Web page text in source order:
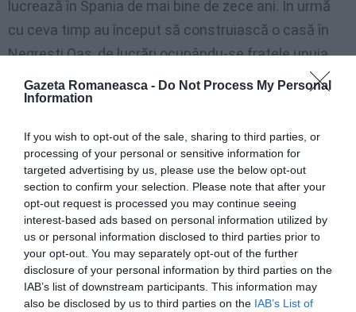
Gazeta Romaneasca - Do Not Process My Personal
Information
If you wish to opt-out of the sale, sharing to third parties, or
processing of your personal or sensitive information for
targeted advertising by us, please use the below opt-out
section to confirm your selection. Please note that after your
opt-out request is processed you may continue seeing
interest-based ads based on personal information utilized by
us or personal information disclosed to third parties prior to
your opt-out. You may separately opt-out of the further
disclosure of your personal information by third parties on the
IAB’s list of downstream participants. This information may
also be disclosed by us to third parties on the IAB’s List of
lucrează în Spania de mai bine de zece ani. În urmă
cu ceva timp au început să construiască o casă în
Negreşti Oaş, de lucrări ocupându-se fratele unuia
dintre soţi. „Înainte câştigau bine amândoi. Trimiteau
în fiecare lună câte o mie de euro acasă pentru a-şi
locul de muncă şi lucrează doar cu ziua, când are de
lucru. Fratele meu acum are un salariu mult mai mic,
circa o mie de euro, care abia le ajunge să trăiască
acolo în Spania. Când au fost de Paşti acasă ne-au
lăsat ceva bani, dar nu ajung. Au început să-şi
construiască o casă dar din cauza faptului că nu au
bani, nu o pot termina”, a declarat fratele familiei